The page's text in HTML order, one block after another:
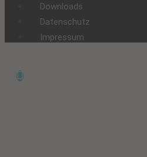
Downloads
Datenschutz
Impressum